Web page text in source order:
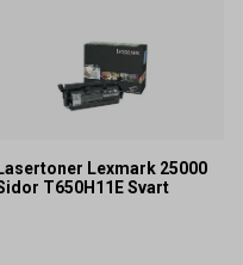
Lasertoner Lexmark 25000
T650H11E Svart